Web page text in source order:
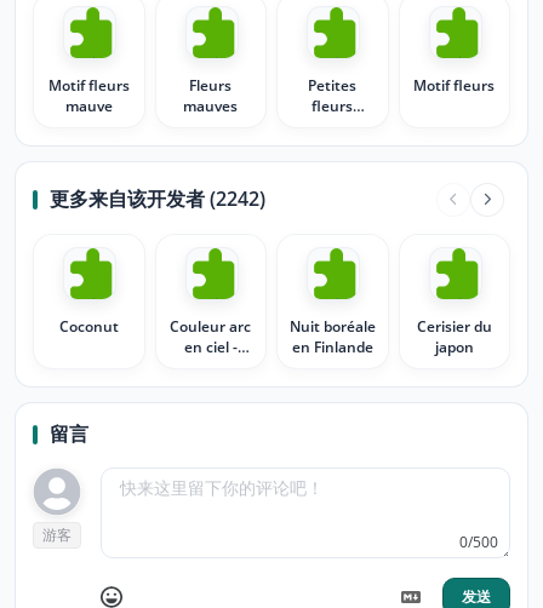
Motif fleurs
mauve
Fleurs
mauves
Petites
fleurs
Motif fleurs
更多来自该开发者 (2242)
Coconut
Couleur arc
en ciel -
Nuit boréale
en Finlande
Cerisier du
japon
留言
游客 0/500
发送